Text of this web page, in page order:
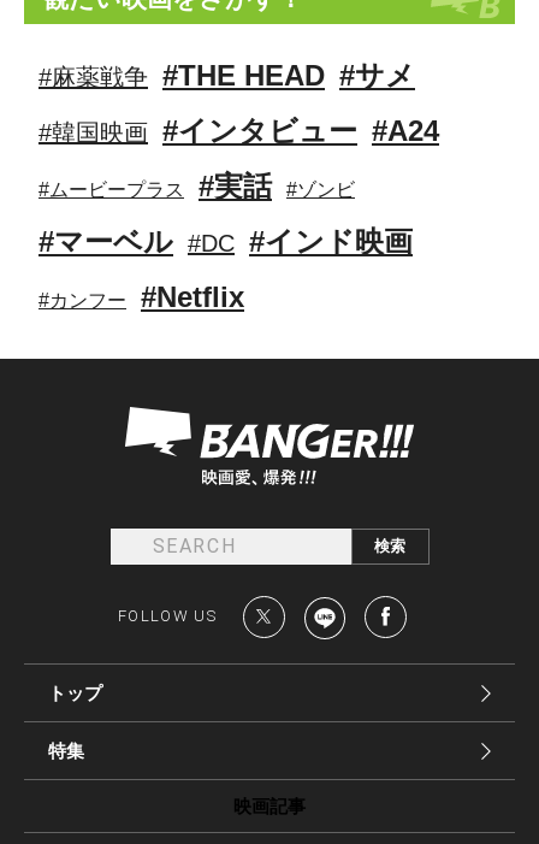
#麻薬戦争 #THE HEAD #サメ
#韓国映画 #インタビュー #A24
#ムービープラス #実話 #ゾンビ
#マーベル #DC #インド映画
#カンフー #Netflix
FOLLOW US
トップ
特集
映画記事